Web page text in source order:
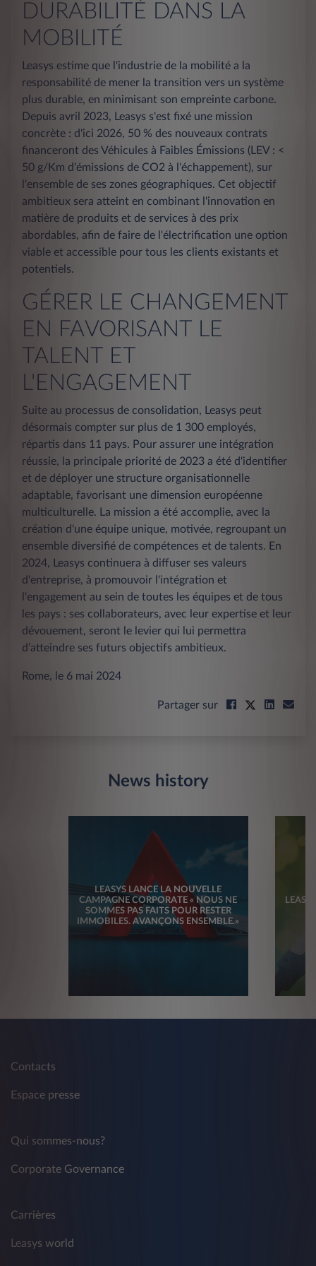
DURABILITÉ DANS LA
MOBILITÉ
Leasys estime que l'industrie de la mobilité a la
responsabilité de mener la transition vers un système
plus durable, en minimisant son empreinte carbone.
Depuis avril 2023, Leasys s'est fixé une mission
concrète : d'ici 2026, 50 % des nouveaux contrats
financeront des Véhicules à Faibles Émissions (LEV : <
50 g/Km d'émissions de CO2 à l'échappement), sur
l'ensemble de ses zones géographiques. Cet objectif
ambitieux sera atteint en combinant l'innovation en
matière de produits et de services à des prix
abordables, afin de faire de l'électrification une option
viable et accessible pour tous les clients existants et
potentiels.
GÉRER LE CHANGEMENT
EN FAVORISANT LE
TALENT ET
L'ENGAGEMENT
Suite au processus de consolidation, Leasys peut
désormais compter sur plus de 1 300 employés,
répartis dans 11 pays. Pour assurer une intégration
réussie, la principale priorité de 2023 a été d'identifier
et de déployer une structure organisationnelle
adaptable, favorisant une dimension européenne
multiculturelle. La mission a été accomplie, avec la
création d'une équipe unique, motivée, regroupant un
ensemble diversifié de compétences et de talents. En
2024, Leasys continuera à diffuser ses valeurs
d'entreprise, à promouvoir l'intégration et
l'engagement au sein de toutes les équipes et de tous
les pays : ses collaborateurs, avec leur expertise et leur
dévouement, seront le levier qui lui permettra
d’atteindre ses futurs objectifs ambitieux.
Rome, le 6 mai 2024
Partager sur
News history
LEASYS LANCE LA NOUVELLE
CAMPAGNE CORPORATE « NOUS NE
SOMMES PAS FAITS POUR RESTER
IMMOBILES. AVANÇONS ENSEMBLE.»
Contacts
Espace presse
Qui sommes-nous?
Corporate Governance
Carrières
Leasys world